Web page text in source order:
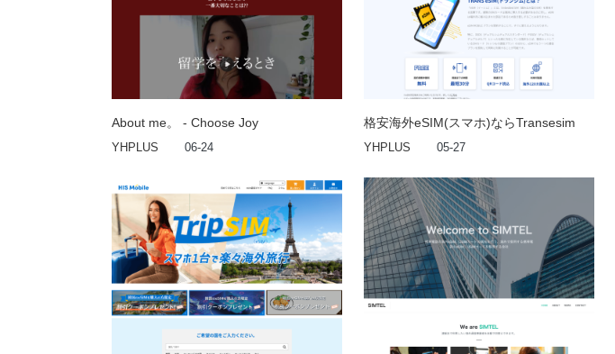
About me。 - Choose Joy
YHPLUS 06-24
格安海外eSIM(スマホ)ならTransesim
YHPLUS 05-27